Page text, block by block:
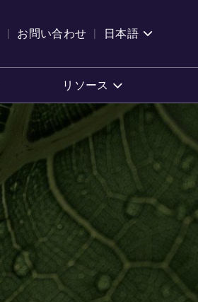
お問い合わせ 日本語
リソース